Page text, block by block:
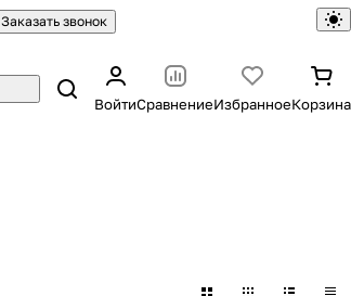
Заказать звонок
ВойтиСравнениеИзбранноеКорзина